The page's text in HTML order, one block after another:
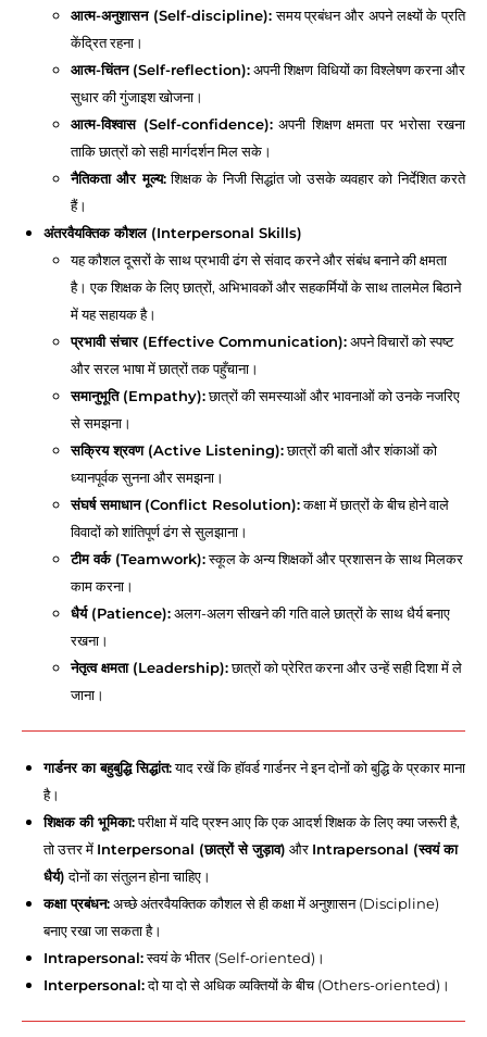
आत्म-अनुशासन (Self-discipline):समय प्रबंधन और अपने लक्ष्यों के प्रति
केंद्रित रहना।
आत्म-चिंतन (Self-reflection):अपनी शिक्षण विधियों का विश्लेषण करना और
सुधार की गुंजाइश खोजना।
आत्म-विश्वास (Self-confidence):अपनी शिक्षण क्षमता पर भरोसा रखना
ताकि छात्रों को सही मार्गदर्शन मिल सके।
नैतिकता और मूल्य:शिक्षक के निजी सिद्धांत जो उसके व्यवहार को निर्देशित करते
हैं।
अंतरवैयक्तिक कौशल (Interpersonal Skills)
यह कौशल दूसरों के साथ प्रभावी ढंग से संवाद करने और संबंध बनाने की क्षमता
है। एक शिक्षक के लिए छात्रों, अभिभावकों और सहकर्मियों के साथ तालमेल बिठाने
में यह सहायक है।
प्रभावी संचार (Effective Communication):अपने विचारों को स्पष्ट
और सरल भाषा में छात्रों तक पहुँचाना।
समानुभूति (Empathy):छात्रों की समस्याओं और भावनाओं को उनके नजरिए
से समझना।
सक्रिय श्रवण (Active Listening):छात्रों की बातों और शंकाओं को
ध्यानपूर्वक सुनना और समझना।
संघर्ष समाधान (Conflict Resolution):कक्षा में छात्रों के बीच होने वाले
विवादों को शांतिपूर्ण ढंग से सुलझाना।
टीम वर्क (Teamwork):स्कूल के अन्य शिक्षकों और प्रशासन के साथ मिलकर
काम करना।
धैर्य (Patience):अलग-अलग सीखने की गति वाले छात्रों के साथ धैर्य बनाए
रखना।
नेतृत्व क्षमता (Leadership):छात्रों को प्रेरित करना और उन्हें सही दिशा में ले
जाना।
गार्डनर का बहुबुद्धि सिद्धांत:याद रखें कि हॉवर्ड गार्डनर ने इन दोनों को बुद्धि के प्रकार माना
है।
शिक्षक की भूमिका:परीक्षा में यदि प्रश्न आए कि एक आदर्श शिक्षक के लिए क्या जरूरी है,
तो उत्तर में Interpersonal (छात्रों से जुड़ाव) और Intrapersonal (स्वयं का
धैर्य)दोनों का संतुलन होना चाहिए।
कक्षा प्रबंधन:अच्छे अंतरवैयक्तिक कौशल से ही कक्षा में अनुशासन (Discipline)
बनाए रखा जा सकता है।
Intrapersonal:स्वयं के भीतर (Self-oriented)।
Interpersonal:दो या दो से अधिक व्यक्तियों के बीच (Others-oriented)।